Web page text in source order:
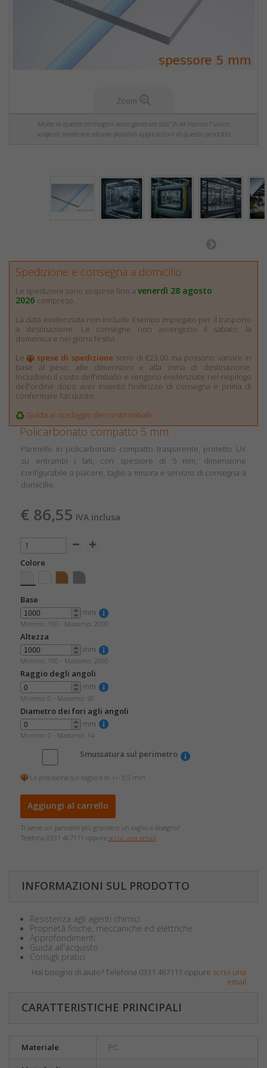
Zoom
Molte di queste immagini sono generate dall'IA ed hanno l'unico
scopo di mostrare alcune possibili applicazioni di questo prodotto
Spedizione e consegna a domicilio
Le spedizioni sono sospese fino a venerdì 28 agosto
2026 compreso.
La data evidenziata non include il tempo impiegato per il trasporto
a destinazione. Le consegne non avvengono il sabato, la
domenica e nei giorni festivi.
Le
spese di spedizione sono di €23,00 ma possono variare in
base al peso, alle dimensioni e alla zona di destinazione.
Includono il costo dell'imballo e vengono evidenziate nel riepilogo
dell'ordine dopo aver inserito l'indirizzo di consegna e prima di
confermare l'acquisto.
Guida al riciclaggio dei nostri imballi
Policarbonato compatto 5 mm
Pannello in policarbonato compatto trasparente, protetto UV
su entrambi i lati, con spessore di 5 mm, dimensione
configurabile a piacere, taglio a misura e servizio di consegna a
domicilio.
€ 86,55 IVA inclusa
Colore
Base
mm
Minimo: 100 - Massimo: 2000
Altezza
mm
Minimo: 100 - Massimo: 2000
Raggio degli angoli
mm
Minimo: 0 - Massimo: 50
Diametro dei fori agli angoli
mm
Minimo: 0 - Massimo: 14
Smussatura sul perimetro
La precisione sul taglio è di +/- 0,5 mm
Aggiungi al carrello
Ti serve un pannello più grande o un taglio a disegno?
Telefona 0331 467111 oppure scrivi una email
INFORMAZIONI SUL PRODOTTO
Resistenza agli agenti chimici
Proprietà fisiche, meccaniche ed elettriche
Approfondimenti
Guida all'acquisto
Consigli pratici
Hai bisogno di aiuto? Telefona 0331 467111 oppure scrivi una
email
CARATTERISTICHE PRINCIPALI
Materiale PC